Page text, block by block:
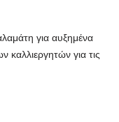
για αυξημένα
για τις